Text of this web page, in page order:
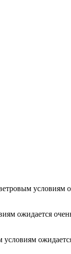
условиям
ожидается